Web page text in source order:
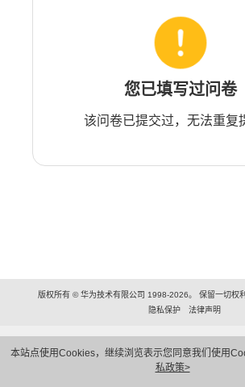
本站点使用Cookies，继续浏览表示您同意我们使用
私政策>
您已填写过问卷
该问卷已提交过，无法重复
版权所有 © 华为技术有限公司 1998-2026。 保留一切权
隐私保护
法律声明